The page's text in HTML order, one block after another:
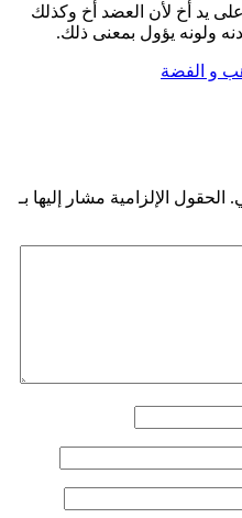
يد أخ لأن العضد أخ وكذلك
ولونه يؤول بمعنى ذلك.
و الفضة
الحقول الإلزامية مشار إليها بـ